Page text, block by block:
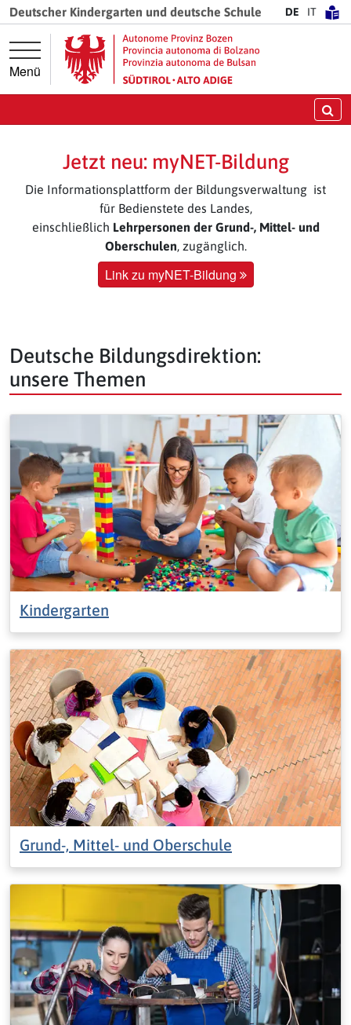
Springe direkt zur Hauptnavigation
Springe direkt zum Inhalt
Deutscher Kindergarten und deutsche Schule DE IT
Menü
Jetzt neu: myNET-Bildung
Die Informationsplattform der Bildungsverwaltung ist
für Bedienstete des Landes,
einschließlich Lehrpersonen der Grund-, Mittel- und
Oberschulen, zugänglich.
Link zu myNET-Bildung
Deutsche Bildungsdirektion:
unsere Themen
Kindergarten
Grund-, Mittel- und Oberschule